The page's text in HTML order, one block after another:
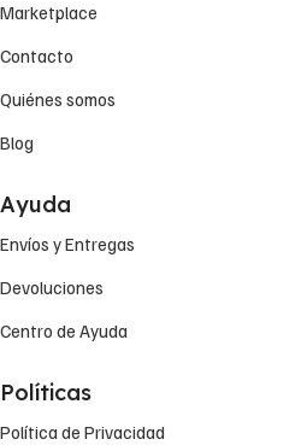
Marketplace
Contacto
Quiénes somos
Blog
Ayuda
Envíos y Entregas
Devoluciones
Centro de Ayuda
Políticas
Política de Privacidad